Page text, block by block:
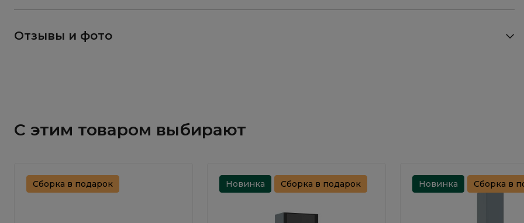
Отзывы и фото
С этим товаром выбирают
Сборка в подарок Новинка Сборка в подарок Новинка Сборка в